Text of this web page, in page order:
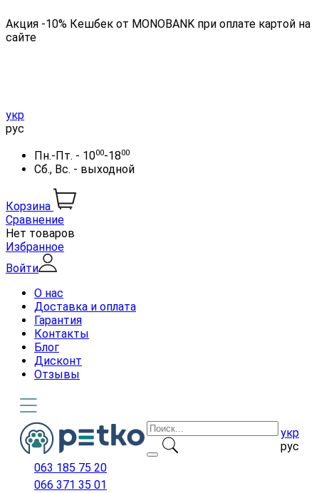
Акция -10% Кешбек от MONOBANK при оплате картой на
сайте
укр
рус
Пн.-Пт. - 1000-1800
Сб., Вс. - выходной
Корзина
Сравнение
Нет товаров
Избранное
Войти
О нас
Доставка и оплата
Гарантия
Контакты
Блог
Дисконт
Отзывы
укр
рус
063 185 75 20
066 371 35 01